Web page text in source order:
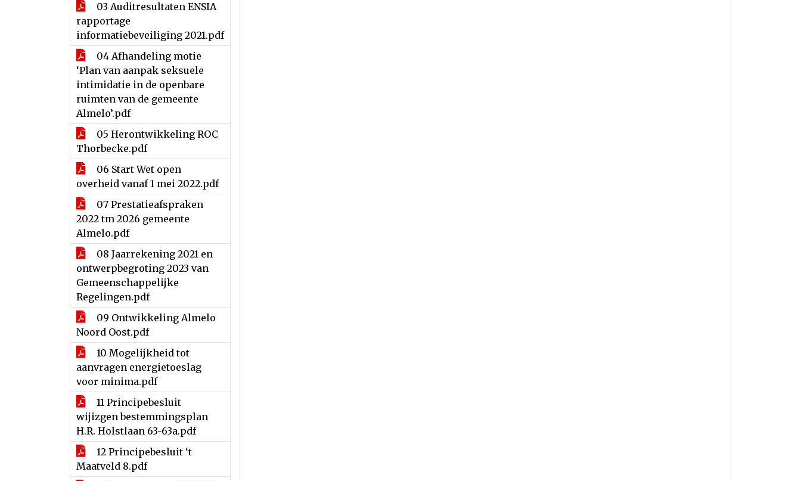
03 Auditresultaten ENSIA
rapportage
informatiebeveiliging 2021.pdf
04 Afhandeling motie
‘Plan van aanpak seksuele
intimidatie in de openbare
ruimten van de gemeente
Almelo’.pdf
05 Herontwikkeling ROC
Thorbecke.pdf
06 Start Wet open
overheid vanaf 1 mei 2022.pdf
07 Prestatieafspraken
2022 tm 2026 gemeente
Almelo.pdf
08 Jaarrekening 2021 en
ontwerpbegroting 2023 van
Gemeenschappelijke
Regelingen.pdf
09 Ontwikkeling Almelo
Noord Oost.pdf
10 Mogelijkheid tot
aanvragen energietoeslag
voor minima.pdf
11 Principebesluit
wijizgen bestemmingsplan
H.R. Holstlaan 63-63a.pdf
12 Principebesluit ‘t
Maatveld 8.pdf